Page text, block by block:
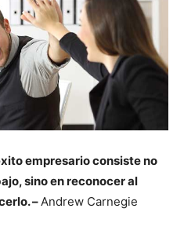
empresario consiste no
sino en reconocer al
–Andrew Carnegie